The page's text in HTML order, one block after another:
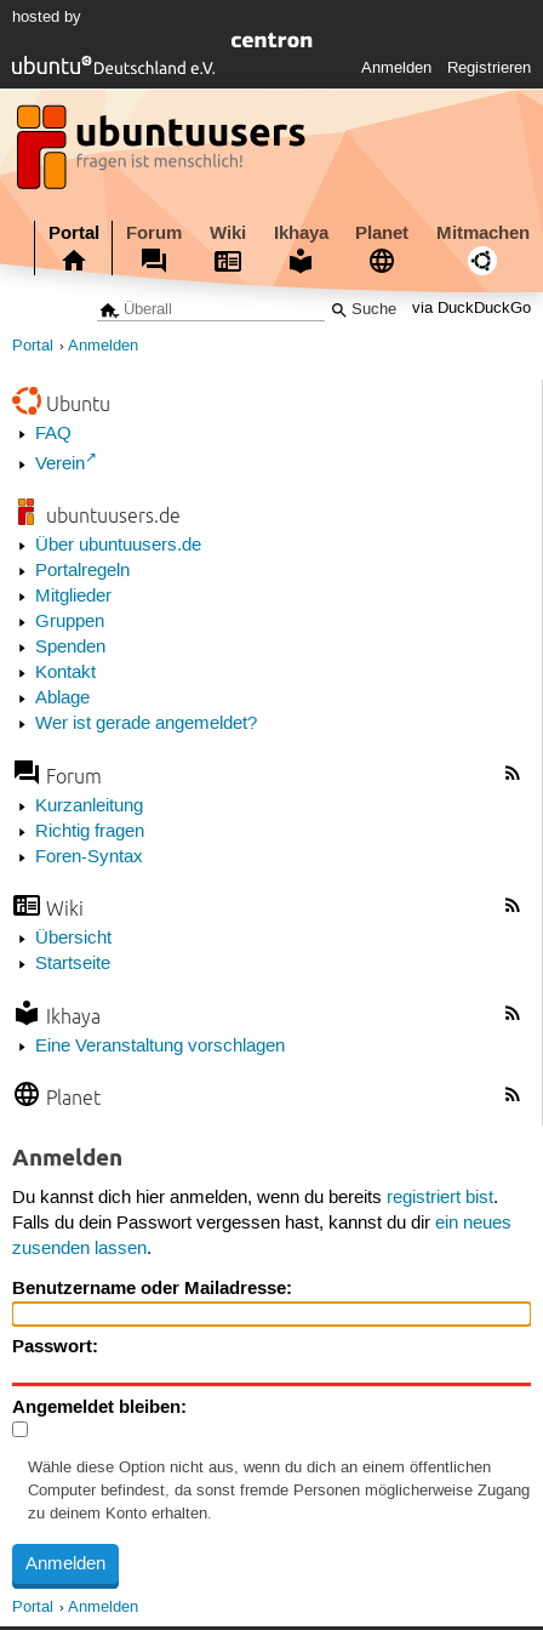
hosted by
Anmelden Registrieren
Portal Forum Wiki Ikhaya Planet Mitmachen
via DuckDuckGo
Portal Anmelden
Ubuntu
FAQ
Verein
ubuntuusers.de
Über ubuntuusers.de
Portalregeln
Mitglieder
Gruppen
Spenden
Kontakt
Ablage
Wer ist gerade angemeldet?
Forum
Kurzanleitung
Richtig fragen
Foren-Syntax
Wiki
Übersicht
Startseite
Ikhaya
Eine Veranstaltung vorschlagen
Planet
Anmelden
Du kannst dich hier anmelden, wenn du bereits registriert bist.
Falls du dein Passwort vergessen hast, kannst du dir ein neues
zusenden lassen.
Benutzername oder Mailadresse:
Passwort:
Angemeldet bleiben:
Wähle diese Option nicht aus, wenn du dich an einem öffentlichen
Computer befindest, da sonst fremde Personen möglicherweise Zugang
zu deinem Konto erhalten.
Portal Anmelden